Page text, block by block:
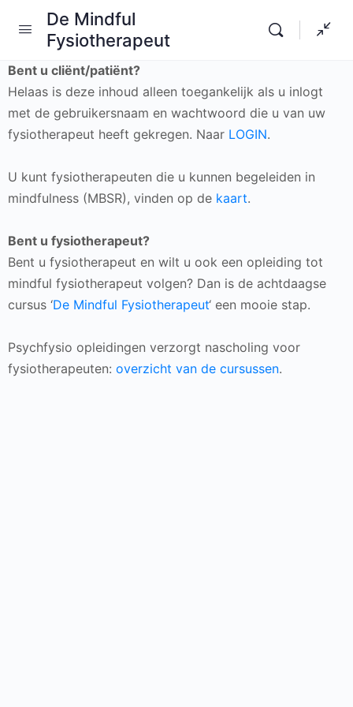
De Mindful
Fysiotherapeut
Bent u cliënt/patiënt?
Helaas is deze inhoud alleen toegankelijk als u inlogt
met de gebruikersnaam en wachtwoord die u van uw
fysiotherapeut heeft gekregen. Naar LOGIN.
U kunt fysiotherapeuten die u kunnen begeleiden in
mindfulness (MBSR), vinden op de kaart.
Bent u fysiotherapeut?
Bent u fysiotherapeut en wilt u ook een opleiding tot
mindful fysiotherapeut volgen? Dan is de achtdaagse
cursus ‘De Mindful Fysiotherapeut‘ een mooie stap.
Psychfysio opleidingen verzorgt nascholing voor
fysiotherapeuten: overzicht van de cursussen.